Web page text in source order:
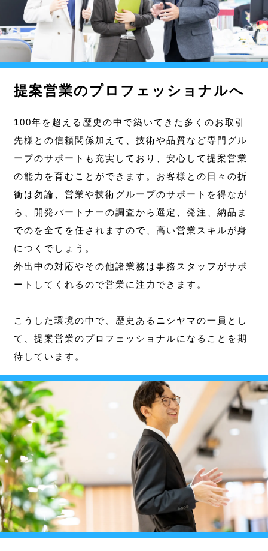
提案営業のプロフェッショナルへ
100年を超える歴史の中で築いてきた多くのお取引
先様との信頼関係加えて、技術や品質など専門グル
ープのサポートも充実しており、安心して提案営業
の能力を育むことができます。お客様との日々の折
衝は勿論、営業や技術グループのサポートを得なが
ら、開発パートナーの調査から選定、発注、納品ま
でのを全てを任されますので、高い営業スキルが身
につくでしょう。
外出中の対応やその他諸業務は事務スタッフがサポ
ートしてくれるので営業に注力できます。
こうした環境の中で、歴史あるニシヤマの一員とし
て、提案営業のプロフェッショナルになることを期
待しています。